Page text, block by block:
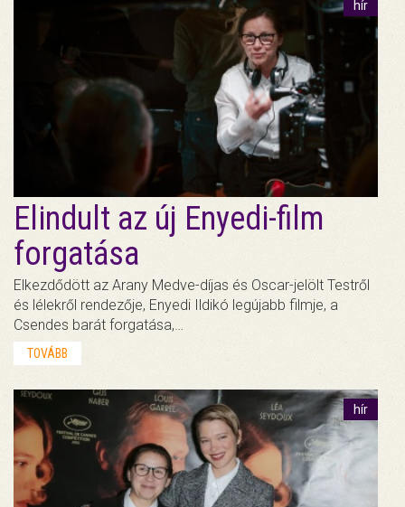
hír
Elindult az új Enyedi-film
forgatása
Elkezdődött az Arany Medve-díjas és Oscar-jelölt Testről
és lélekről rendezője, Enyedi Ildikó legújabb filmje, a
Csendes barát forgatása,…
TOVÁBB
hír